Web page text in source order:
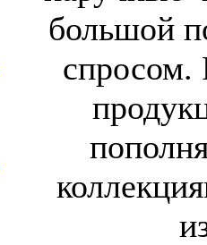
большой
спросом.